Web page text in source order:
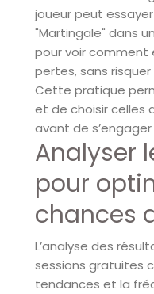
joueur peut
"Martingale" dans
pour voir comment
pertes, sans
Cette pratique
et de choisir celles
avant de
Analyser
pour
chances
L’analyse des
sessions gratuites
tendances et la